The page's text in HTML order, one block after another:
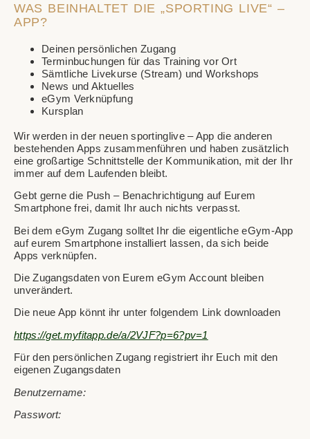
WAS BEINHALTET DIE „SPORTING LIVE“ –
APP?
Deinen persönlichen Zugang
Terminbuchungen für das Training vor Ort
Sämtliche Livekurse (Stream) und Workshops
News und Aktuelles
eGym Verknüpfung
Kursplan
Wir werden in der neuen sportinglive – App die anderen
bestehenden Apps zusammenführen und haben zusätzlich
eine großartige Schnittstelle der Kommunikation, mit der Ihr
immer auf dem Laufenden bleibt.
Gebt gerne die Push – Benachrichtigung auf Eurem
Smartphone frei, damit Ihr auch nichts verpasst.
Bei dem eGym Zugang solltet Ihr die eigentliche eGym-App
auf eurem Smartphone installiert lassen, da sich beide
Apps verknüpfen.
Die Zugangsdaten von Eurem eGym Account bleiben
unverändert.
Die neue App könnt ihr unter folgendem Link downloaden
https://get.myfitapp.de/a/2VJF?p=6?pv=1
Für den persönlichen Zugang registriert ihr Euch mit den
eigenen Zugangsdaten
Benutzername:
Passwort: